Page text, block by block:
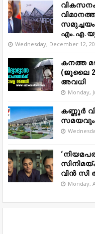
സമുച്ചയം
Wednesday, December 12,
കനത്ത
(ജൂലൈ
അവധി
Monday,
കണ്ണൂർ
സമയവും
വിൻ
Monday,